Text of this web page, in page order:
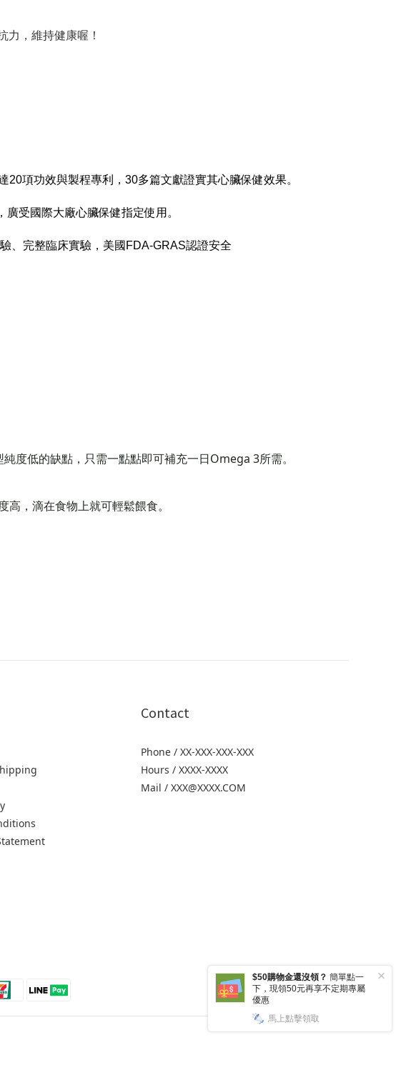
，維持健康喔！
20項功效與製程專利，30多篇文獻證實其心臟保健效果。
廣受國際大廠心臟保健指定使用 。
、完整臨床實驗，美國FDA-GRAS認證安全
度低的缺點，只需一點點即可補充一日Omega 3所需。
，滴在食物上就可輕鬆餵食。
Contact
Phone / XX-XXX-XXX-XXX
Hours / XXXX-XXXX
Mail / XXX@XXXX.COM